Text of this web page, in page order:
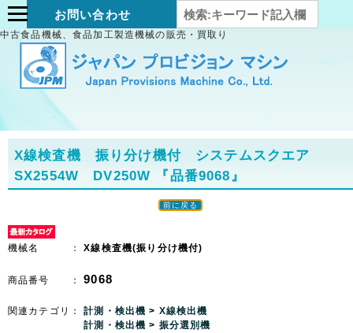
お問い合わせ
中古食品機械、食品加工製造機械の販売・買取り
X線検査機 振り分け機付 システムスクエア
SX2554W DV250W
『品番9068』
前に戻る
機械名 ：X線検査機(振り分け機付)
商品番号 ：9068
関連カテゴリ：計測・検出機> X線検出機
計測・検出機> 振分選別機